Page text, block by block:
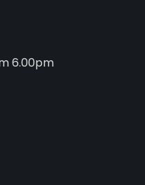
6.00pm